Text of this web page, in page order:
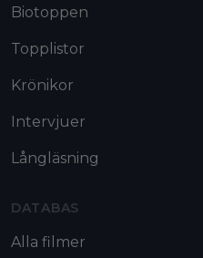
Biotoppen
Topplistor
Krönikor
Intervjuer
Långläsning
DATABAS
Alla filmer